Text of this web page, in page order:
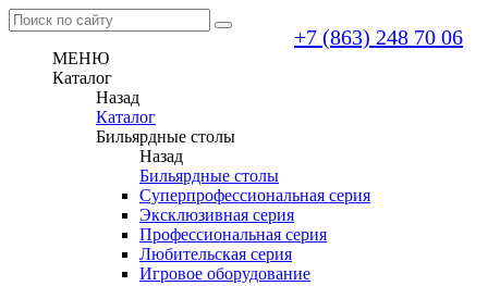
+7 (863) 248 70 06
МЕНЮ
Каталог
Назад
Каталог
Бильярдные столы
Назад
Бильярдные столы
Суперпрофессиональная серия
Эксклюзивная серия
Профессиональная серия
Любительская серия
Игровое оборудование